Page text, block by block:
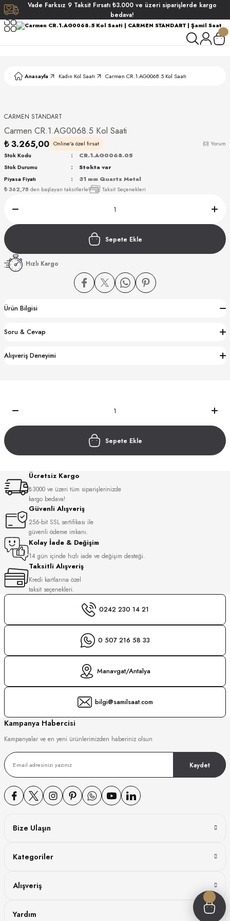
Vade Farksız 9 Taksit Fırsatı ₺3.000 ve üzeri siparişlerde kargo
bedava!
Anasayfa Kadın Kol Saati Carmen CR.1.AG0068.5 Kol Saati
CARMEN STANDART
Carmen CR.1.AG0068.5 Kol Saati
₺ 3.265,00 Online'a özel fırsat (0) Yorum
₺ 362,78 den başlayan taksitlerle! Taksit Seçenekleri
Stok Kodu
CR.1.AG0068.05
Stok Durumu
Stokta var
Piyasa Fiyatı
31 mm Quartz Metal
Sepete Ekle
Hızlı Kargo
Ürün Bilgisi
Soru & Cevap
Alışveriş Deneyimi
Sepete Ekle
Ücretsiz Kargo
₺3000 ve üzeri tüm siparişlerinizde
kargo bedava!
Güvenli Alışveriş
256-bit SSL sertifikası ile
güvenli ödeme imkanı.
Kolay İade & Değişim
14 gün içinde hızlı iade ve değişim desteği.
Taksitli Alışveriş
Kredi kartlarına özel
taksit seçenekleri.
0242 230 14 21
0 507 216 58 33
Manavgat/Antalya
bilgi@samilsaat.com
Kampanya Habercisi
Kampanyalar ve en yeni ürünlerimizden haberiniz olsun
Kaydet
Bize Ulaşın
Kategoriler
Alışveriş
Yardım
WATCH
WATCH